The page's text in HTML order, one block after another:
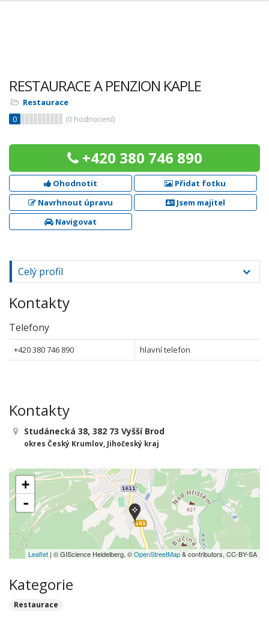
RESTAURACE A PENZION KAPLE
Restaurace
0
(0 hodnocení)
+420 380 746 890
Ohodnotit
Přidat fotku
Navrhnout úpravu
Jsem majitel
Navigovat
Celý profil
Kontakty
Telefony
+420 380 746 890 hlavní telefon
Kontakty
Studánecká 38, 382 73 Vyšší Brod
okres Český Krumlov, Jihočeský kraj
+
-
Leaflet | © GIScience Heidelberg, ©OpenStreetMap& contributors, CC-BY-SA
Kategorie
Restaurace